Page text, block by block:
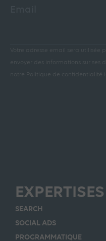
Votre adresse email sera utilisée
envoyer des informations sur ses
notre Politique de confidentialité
EXPERTISES
SEARCH
SOCIAL ADS
PROGRAMMATIQUE